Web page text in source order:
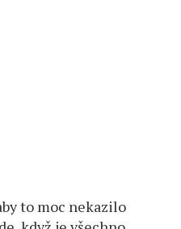
to moc nekazilo